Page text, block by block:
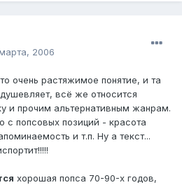
2006
очень растяжимое понятие, и та
всё же относится
и прочим альтернативным жанрам.
попсовых позиций - красота
и т.п. Ну а текст...
хорошая попса 70-90-х годов,